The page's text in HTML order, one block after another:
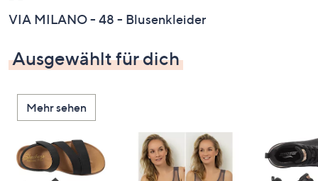
Pfeiltasten
oben
und
nach
unten
oder
wischen
Sie
VIA MILANO - 48 - Blusenkleider
Ausgewählt für dich
Mehr sehen